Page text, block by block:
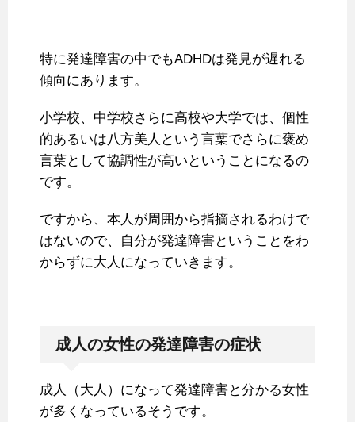
特に発達障害の中でもADHDは発見が遅れる
傾向にあります。
小学校、中学校さらに高校や大学では、個性
的あるいは八方美人という言葉でさらに褒め
言葉として協調性が高いということになるの
です。
ですから、本人が周囲から指摘されるわけで
はないので、自分が発達障害ということをわ
からずに大人になっていきます。
成人の女性の発達障害の症状
成人（大人）になって発達障害と分かる女性
が多くなっているそうです。